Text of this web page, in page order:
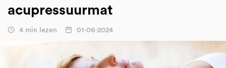
acupressuurmat
4 min lezen 01-06-2024